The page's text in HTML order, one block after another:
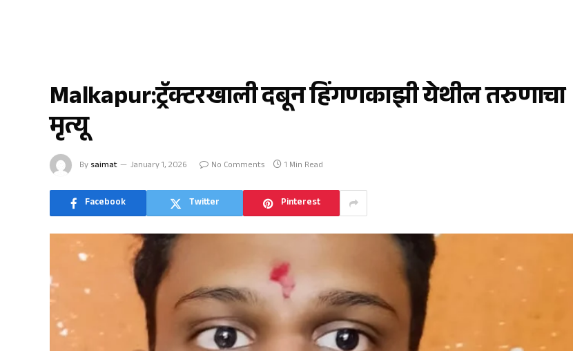
Malkapur:ट्रॅक्टरखाली दबून हिंगणकाझी येथील तरुणाचा
मृत्यू
By saimat January 1, 2026 No Comments 1 Min Read
Facebook Twitter Pinterest